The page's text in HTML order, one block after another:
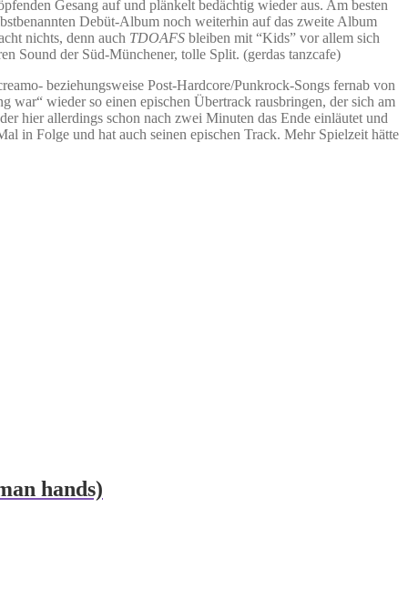
Gesang auf und plänkelt bedächtig wieder aus. Am besten
Debüt-Album noch weiterhin auf das zweite Album
nichts, denn auch TDOAFS bleiben mit “Kids” vor allem sich
Sound der Süd-Münchener, tolle Split. (gerdas tanzcafe)
beziehungsweise Post-Hardcore/Punkrock-Songs fernab von
wieder so einen epischen Übertrack rausbringen, der sich am
hier allerdings schon nach zwei Minuten das Ende einläutet und
in Folge und hat auch seinen epischen Track. Mehr Spielzeit hätte
hands)